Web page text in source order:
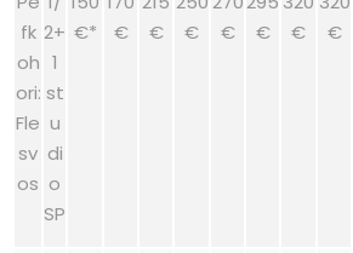
fk
oh
ori:
Fle
sv
os
2+
1
st
u
di
o
SP
€*
€
€
€
€
€
€
€